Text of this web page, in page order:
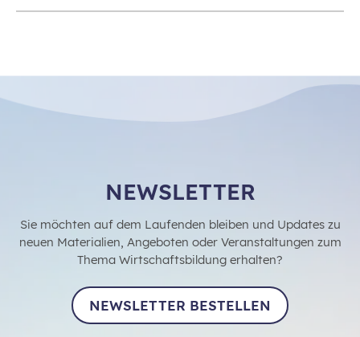
NEWSLETTER
Sie möchten auf dem Laufenden bleiben und Updates zu
neuen Materialien, Angeboten oder Veranstaltungen zum
Thema Wirtschaftsbildung erhalten?
NEWSLETTER BESTELLEN